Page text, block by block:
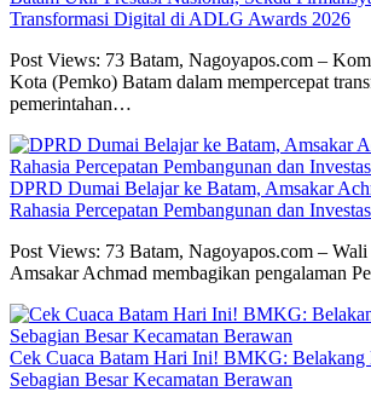
Transformasi Digital di ADLG Awards 2026
Post Views: 73 Batam, Nagoyapos.com –
Kota (Pemko) Batam dalam mempercepat
pemerintahan…
DPRD Dumai Belajar ke Batam, Amsakar
Rahasia Percepatan Pembangunan dan
Post Views: 73 Batam, Nagoyapos.com –
Amsakar Achmad membagikan pengalaman
Cek Cuaca Batam Hari Ini! BMKG: Belakang
Sebagian Besar Kecamatan Berawan